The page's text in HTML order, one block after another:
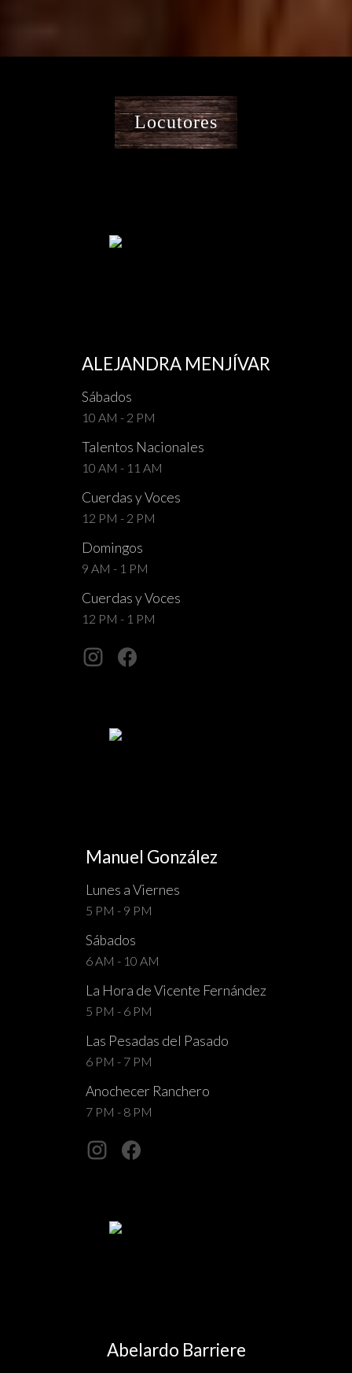
Locutores
ALEJANDRA MENJÍVAR
Sábados
10 AM - 2 PM
Talentos Nacionales
10 AM - 11 AM
Cuerdas y Voces
12 PM - 2 PM
Domingos
9 AM - 1 PM
Cuerdas y Voces
12 PM - 1 PM
Manuel González
Lunes a Viernes
5 PM - 9 PM
Sábados
6 AM - 10 AM
La Hora de Vicente Fernández
5 PM - 6 PM
Las Pesadas del Pasado
6 PM - 7 PM
Anochecer Ranchero
7 PM - 8 PM
Abelardo Barriere